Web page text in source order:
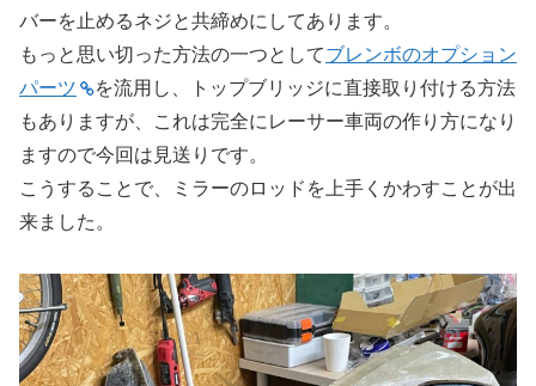
バーを止めるネジと共締めにしてあります。
もっと思い切った方法の一つとしてブレンボのオプション
パーツ
を流用し、トップブリッジに直接取り付ける方法
もありますが、これは完全にレーサー車両の作り方になり
ますので今回は見送りです。
こうすることで、ミラーのロッドを上手くかわすことが出
来ました。